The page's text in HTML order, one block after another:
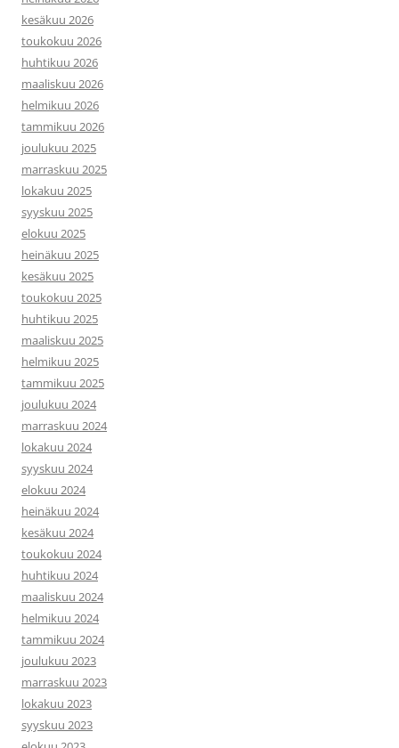
kesäkuu 2026
toukokuu 2026
huhtikuu 2026
maaliskuu 2026
helmikuu 2026
tammikuu 2026
joulukuu 2025
marraskuu 2025
lokakuu 2025
syyskuu 2025
elokuu 2025
heinäkuu 2025
kesäkuu 2025
toukokuu 2025
huhtikuu 2025
maaliskuu 2025
helmikuu 2025
tammikuu 2025
joulukuu 2024
marraskuu 2024
lokakuu 2024
syyskuu 2024
elokuu 2024
heinäkuu 2024
kesäkuu 2024
toukokuu 2024
huhtikuu 2024
maaliskuu 2024
helmikuu 2024
tammikuu 2024
joulukuu 2023
marraskuu 2023
lokakuu 2023
syyskuu 2023